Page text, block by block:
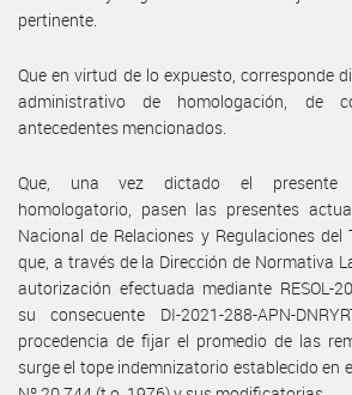
pertinente.
Que en virtud de lo expuesto, corresponde
administrativo de homologación, de
antecedentes mencionados.
Que, una vez dictado el presente
homologatorio, pasen las presentes
Nacional de Relaciones y Regulaciones
que, a través de la Dirección de Normativa
autorización efectuada mediante RESOL-
su consecuente DI-2021-288-APN-
procedencia de fijar el promedio de las
surge el tope indemnizatorio establecido en